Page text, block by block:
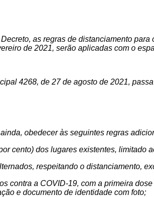
as regras de distanciamento para
de 2021, serão aplicadas com o
4268, de 27 de agosto de 2021,
obedecer às seguintes regras
cento) dos lugares existentes, limitado
respeitando o distanciamento,
contra a COVID-19, com a primeira
e documento de identidade com foto;